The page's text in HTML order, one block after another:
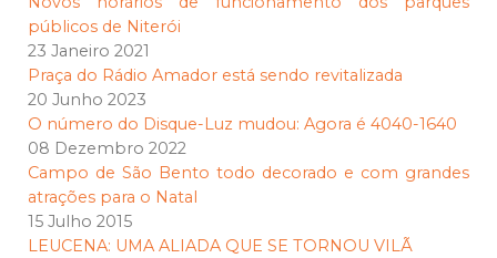
públicos de Niterói
23 Janeiro 2021
Praça do Rádio Amador está sendo revitalizada
20 Junho 2023
O número do Disque-Luz mudou: Agora é 4040-1640
08 Dezembro 2022
Campo de São Bento todo decorado e com grandes
atrações para o Natal
15 Julho 2015
LEUCENA: UMA ALIADA QUE SE TORNOU VILÃ